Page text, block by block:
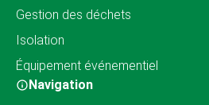
Gestion des déchets
Isolation
Équipement événementiel
Navigation